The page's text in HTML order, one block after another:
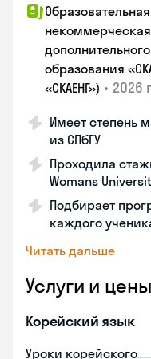
образования
«СКАЕНГ») • 2026
Имеет степень
из СПбГУ
Проходила
Womans
Подбирает
каждого
Читать дальше
Услуги и цены
Корейский язык
Уроки корейского